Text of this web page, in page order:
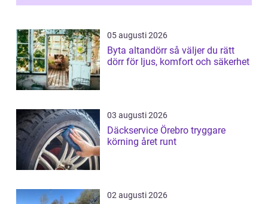
05 augusti 2026
Byta altandörr så väljer du rätt
dörr för ljus, komfort och säkerhet
03 augusti 2026
Däckservice Örebro tryggare
körning året runt
02 augusti 2026